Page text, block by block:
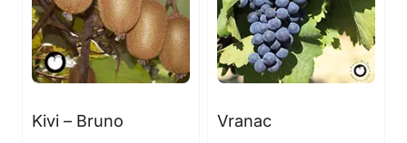
Kivi – Bruno Vranac